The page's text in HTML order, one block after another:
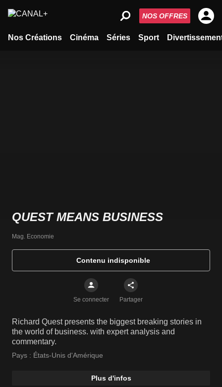
Nos Créations Cinéma Séries Sport
NOS OFFRES
QUEST MEANS BUSINESS
Mag. Economie
Contenu indisponible
Se connecter Partager
Richard Quest presents the biggest breaking stories in
the world of business. with expert analysis and
commentary.
Pays : États-Unis d'Amérique
Plus d'infos